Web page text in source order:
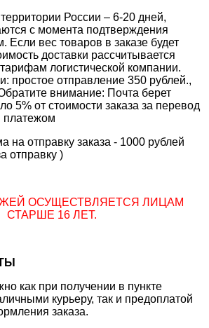
России – 6-20 дней,
с момента подтверждения
Если вес товаров в заказе будет
доставки рассчитывается
логистической компании.
простое отправление 350 рублей.,
внимание: Почта берет
5% от стоимости заказа за перевод
платежом
на отправку заказа - 1000 рублей
отправку )
ОСУЩЕСТВЛЯЕТСЯ ЛИЦАМ
СТАРШЕ 16 ЛЕТ.
как при получении в пункте
курьеру, так и предоплатой
заказа.